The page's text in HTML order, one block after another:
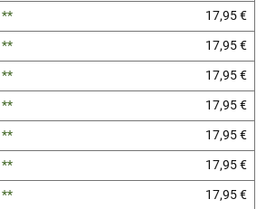
**
17,95 €
**
17,95 €
**
17,95 €
**
17,95 €
**
17,95 €
**
17,95 €
** 17,95 €